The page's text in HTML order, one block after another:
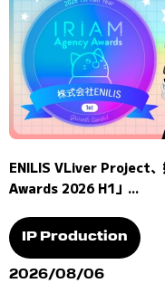
ENILIS VLiver Project、
Awards 2026 H1」...
IP Production
2026/08/06